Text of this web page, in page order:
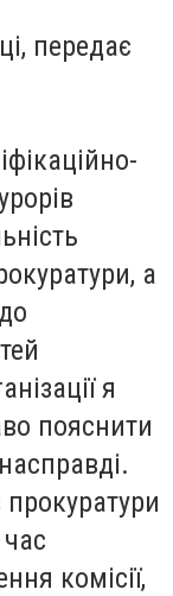
передає
а
я
пояснити
комісії,